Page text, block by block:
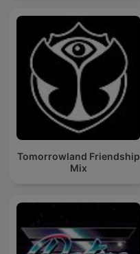
Tomorrowland Friendship
Mix